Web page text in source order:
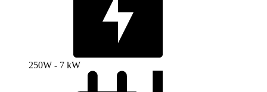
250W - 7 kW